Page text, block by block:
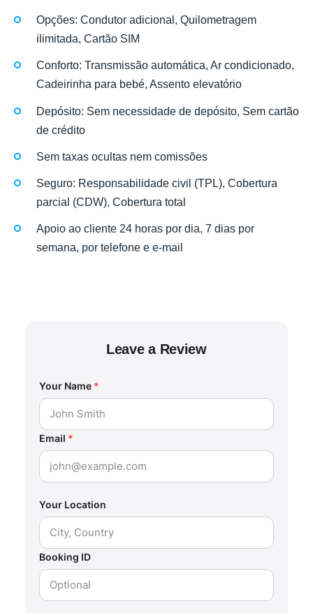
Opções: Condutor adicional, Quilometragem
ilimitada, Cartão SIM
Conforto: Transmissão automática, Ar condicionado,
Cadeirinha para bebé, Assento elevatório
Depósito: Sem necessidade de depósito, Sem cartão
de crédito
Sem taxas ocultas nem comissões
Seguro: Responsabilidade civil (TPL), Cobertura
parcial (CDW), Cobertura total
Apoio ao cliente 24 horas por dia, 7 dias por
semana, por telefone e e-mail
Leave a Review
Your Name *
Email *
Your Location
Booking ID